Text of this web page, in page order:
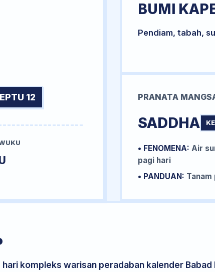
12
BUMI
Pendiam, tabah,
PRANATA
SADDHA
• FENOMENA: Air
pagi hari
• PANDUAN:
kompleks warisan peradaban kalender Babad